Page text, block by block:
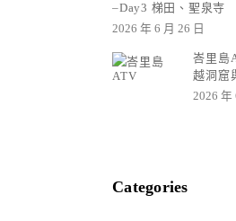
–Day3 梯田、聖泉寺
2026 年 6 月 26 日
峇里島
越洞窟
2026 年
Categories